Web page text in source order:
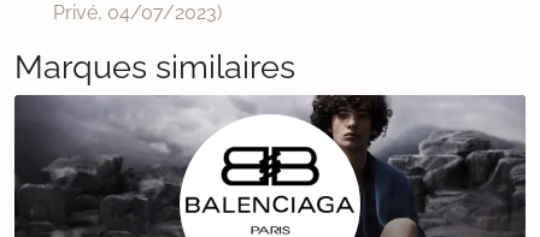
Privé, 04/07/2023)
Marques similaires